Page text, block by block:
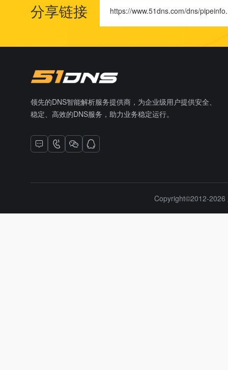
分享链接 https://www.51dns.com/dns/
领先的DNS智能解析服务提供商，为企业级用户提供安全、
稳定、高效的DNS服务，助力业务稳定运行。
Copyright©2012-2026